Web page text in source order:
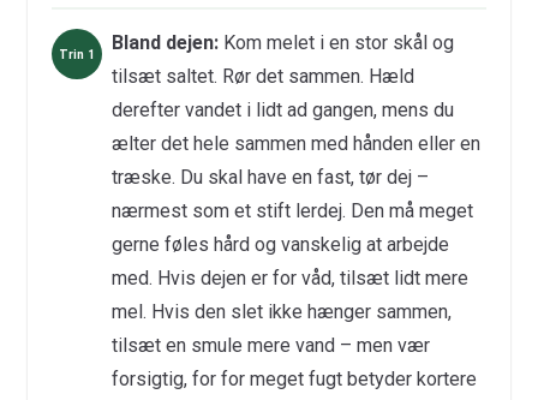
Bland dejen:Kom melet i en stor skål og
tilsæt saltet. Rør det sammen. Hæld
derefter vandet i lidt ad gangen, mens du
ælter det hele sammen med hånden eller en
træske. Du skal have en fast, tør dej –
nærmest som et stift lerdej. Den må meget
gerne føles hård og vanskelig at arbejde
med. Hvis dejen er for våd, tilsæt lidt mere
mel. Hvis den slet ikke hænger sammen,
tilsæt en smule mere vand – men vær
forsigtig, for for meget fugt betyder kortere